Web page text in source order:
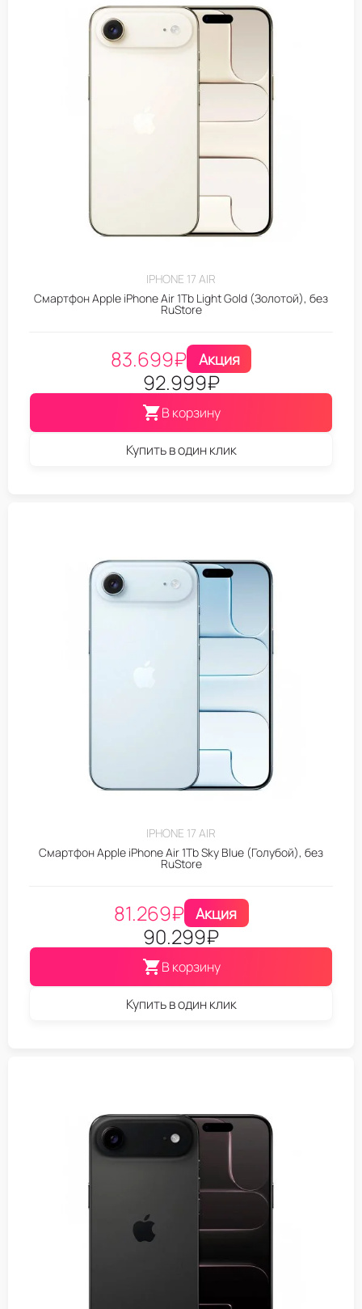
IPHONE 17 AIR
Смартфон Apple iPhone Air 1Tb Light Gold (Золотой), без
RuStore
83.699₽ Акция
92.999₽
В корзину
Купить в один клик
IPHONE 17 AIR
Смартфон Apple iPhone Air 1Tb Sky Blue (Голубой), без
RuStore
81.269₽ Акция
90.299₽
В корзину
Купить в один клик